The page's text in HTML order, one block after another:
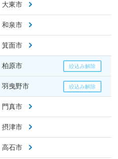
大東市
和泉市
箕面市
柏原市
羽曳野市
門真市
摂津市
高石市